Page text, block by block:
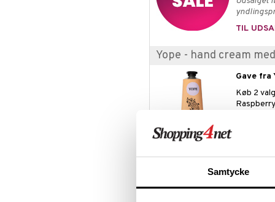
Samtycke
TIL
Yope - hand cream
Gave fra
Køb 2
Produktinfo